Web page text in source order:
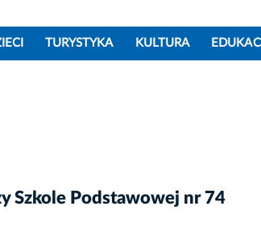
TURYSTYKA KULTURA
Szkole Podstawowej nr 74